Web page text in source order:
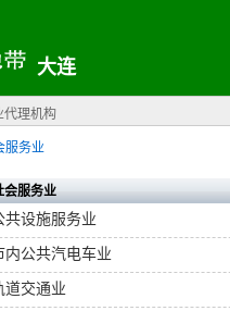
大连
代理机构
服务业
会服务业
共设施服务业
内公共汽电车业
道交通业